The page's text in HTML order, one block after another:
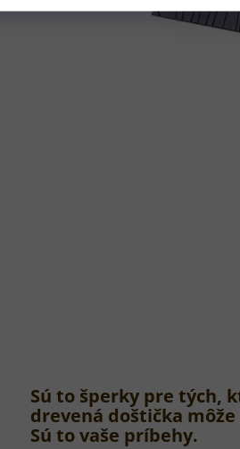
Sú to šperky pre tých,
drevená doštička
Sú to vaše príbehy.